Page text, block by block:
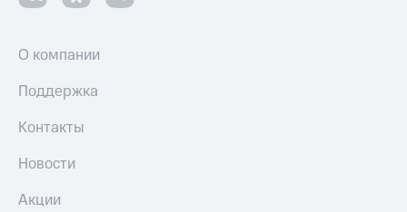
О компании
Поддержка
Контакты
Новости
Акции